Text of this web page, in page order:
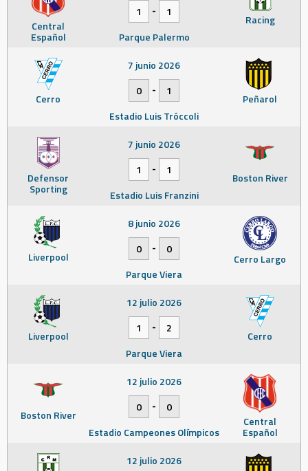
Central
Español
Racing
1
-
1
Parque Palermo
Cerro Peñarol
7 junio 2026
0
-
1
Estadio Luis Tróccoli
Defensor
Sporting
Boston River
7 junio 2026
1
-
1
Estadio Luis Franzini
Liverpool Cerro Largo
8 junio 2026
0
-
0
Parque Viera
Liverpool Cerro
12 julio 2026
1
-
2
Parque Viera
Boston River Central
Español
12 julio 2026
0
-
0
Estadio Campeones Olímpicos
12 julio 2026